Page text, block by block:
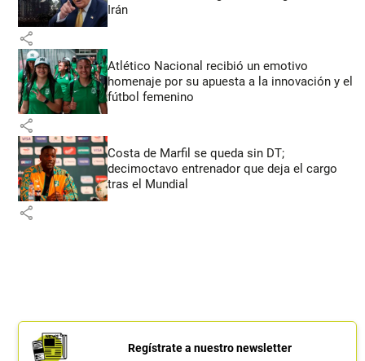
Irán
share
Atlético Nacional recibió un emotivo
homenaje por su apuesta a la innovación y el
fútbol femenino
share
Costa de Marfil se queda sin DT;
decimoctavo entrenador que deja el cargo
tras el Mundial
share
Regístrate a nuestro newsletter